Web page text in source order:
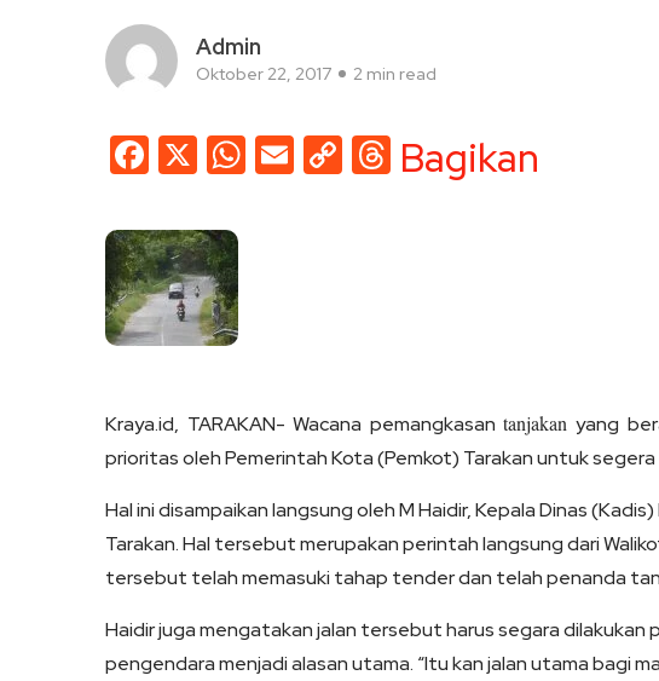
Admin
Oktober 22, 2017 2 min read
Facebook
X WhatsApp
EmailCopyThreads
Bagikan
Kraya.id, TARAKAN- Wacana pemangkasantanjakan yang
prioritas oleh Pemerintah Kota (Pemkot) Tarakan untuk segera
Hal ini disampaikan langsung oleh M Haidir, Kepala Dinas
Tarakan. Hal tersebut merupakan perintah langsung dari
tersebut telah memasuki tahap tender dan telah penanda
Haidir juga mengatakan jalan tersebut harus segara
pengendara menjadi alasan utama. “Itu kan jalan utama bagi